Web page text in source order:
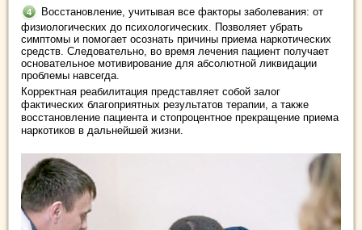
Восстановление, учитывая все факторы заболевания: от
физиологических до психологических. Позволяет убрать
симптомы и помогает осознать причины приема наркотических
средств. Следовательно, во время лечения пациент получает
основательное мотивирование для абсолютной ликвидации
проблемы навсегда.
Корректная реабилитация представляет собой залог
фактических благоприятных результатов терапии, а также
восстановление пациента и стопроцентное прекращение приема
наркотиков в дальнейшей жизни.